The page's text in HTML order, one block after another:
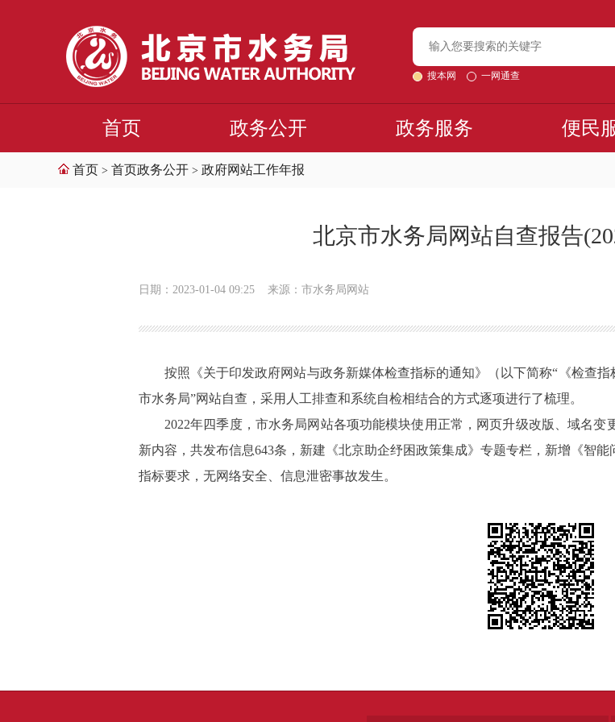
搜本网 一网通查
首页 政务公开 政务服务 便民
首页 > 首页政务公开 > 政府网站工作年报
北京市水务局网站自查报告
日期：2023-01-04 09:25 来源：市水务局网站
按照《关于印发政府网站与政务新媒体检查指标的通知》（以下简称“《检查
市水务局”网站自查，采用人工排查和系统自检相结合的方式逐项进行了梳理。
2022年四季度，市水务局网站各项功能模块使用正常，网页升级改版、域名
新内容，共发布信息643条，新建《北京助企纾困政策集成》专题专栏，新增《智
指标要求，无网络安全、信息泄密事故发生。